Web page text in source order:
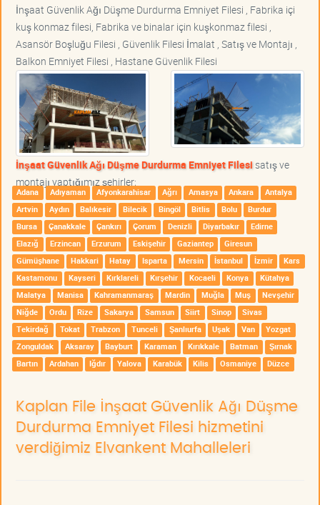
İnşaat Güvenlik Ağı Düşme Durdurma Emniyet Filesi , Fabrika içi
kuş konmaz filesi, Fabrika ve binalar için kuşkonmaz filesi ,
Asansör Boşluğu Filesi , Güvenlik Filesi İmalat , Satış ve Montajı ,
Balkon Emniyet Filesi , Hastane Güvenlik Filesi
İnşaat Güvenlik Ağı Düşme Durdurma Emniyet Filesisatış ve
montajı yaptığımız şehirler;
Adana Adıyaman Afyonkarahisar Ağrı Amasya Ankara
Antalya
Artvin
Aydın Balıkesir Bilecik Bingöl Bitlis Bolu
Burdur
Bursa
Çanakkale Çankırı Çorum Denizli Diyarbakır
Edirne
Elazığ
Erzincan Erzurum Eskişehir Gaziantep
Giresun
Gümüşhane
Hakkari Hatay Isparta Mersin İstanbul İzmir
Kars
Kastamonu
Kayseri Kırklareli Kırşehir Kocaeli Konya
Kütahya
Malatya
Manisa Kahramanmaraş Mardin Muğla Muş
Nevşehir
Niğde
Ordu Rize Sakarya Samsun Siirt Sinop
Sivas
Tekirdağ
Tokat Trabzon Tunceli Şanlıurfa Uşak Van
Yozgat
Zonguldak
Aksaray Bayburt Karaman Kırıkkale Batman
Şırnak
Bartın
Ardahan Iğdır Yalova Karabük Kilis Osmaniye Düzce
Kaplan File İnşaat Güvenlik Ağı Düşme
Durdurma Emniyet Filesi hizmetini
verdiğimiz Elvankent Mahalleleri